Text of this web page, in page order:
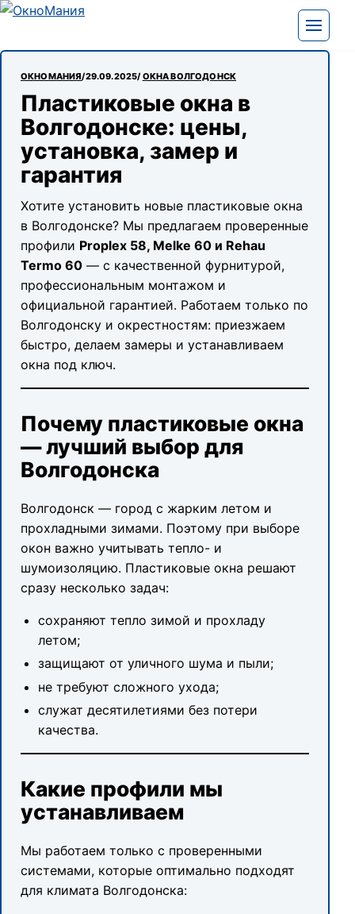
Перейти к содержимому
ОКНОМАНИЯ 29.09.2025 ОКНА ВОЛГОДОНСК
Пластиковые окна в
Волгодонске: цены,
установка, замер и
гарантия
Хотите установить новые пластиковые окна
в Волгодонске? Мы предлагаем проверенные
профили Proplex 58, Melke 60 и Rehau
Termo 60 — с качественной фурнитурой,
профессиональным монтажом и
официальной гарантией. Работаем только по
Волгодонску и окрестностям: приезжаем
быстро, делаем замеры и устанавливаем
окна под ключ.
Почему пластиковые окна
— лучший выбор для
Волгодонска
Волгодонск — город с жарким летом и
прохладными зимами. Поэтому при выборе
окон важно учитывать тепло- и
шумоизоляцию. Пластиковые окна решают
сразу несколько задач:
сохраняют тепло зимой и прохладу
летом;
защищают от уличного шума и пыли;
не требуют сложного ухода;
служат десятилетиями без потери
качества.
Какие профили мы
устанавливаем
Мы работаем только с проверенными
системами, которые оптимально подходят
для климата Волгодонска: